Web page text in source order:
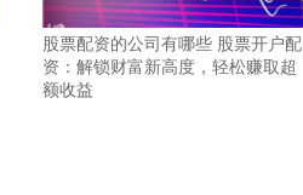
股票配资的公司有哪些 股票开户配
资：解锁财富新高度，轻松赚取超
额收益